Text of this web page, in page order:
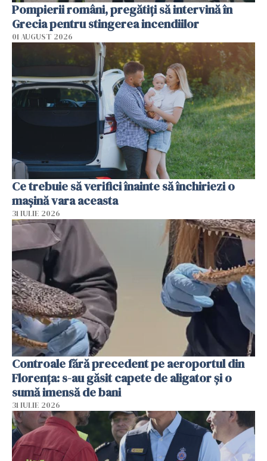
Pompierii români, pregătiţi să intervină în
Grecia pentru stingerea incendiilor
01 AUGUST 2026
Ce trebuie să verifici înainte să închiriezi o
mașină vara aceasta
31 IULIE 2026
Controale fără precedent pe aeroportul din
Florența: s-au găsit capete de aligator și o
sumă imensă de bani
31 IULIE 2026